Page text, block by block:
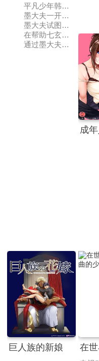
平凡少年韩立出生贫困，为了让家人过上更好的生活，自愿前去七玄门参加入门考核，最终被墨大夫收入门下。
墨大夫一开始对韩立悉心培养、传授医术，让韩立对他非常感激，但随着一同入门的弟子张铁失踪，韩立才发现了墨大夫的真面目。
墨大夫试图夺舍韩立，最终却被韩立反杀。通过墨大夫的遗书韩立得知了一个全新世界：修仙界的存在。
在帮助七玄门抵御外敌之后，韩立离开了七玄门，前去墨大夫的家中寻找暖阳宝玉解毒，并帮助墨家人打败了敌人。
通过墨大夫之女墨彩环的口中得知太南小会地址，韩立为追寻修仙人的足迹决定前往太南小会，拜别家人后……
巨人族的新娘